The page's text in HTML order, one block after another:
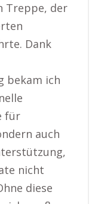
Treppe, der
Dank
bekam ich
für
auch
nicht
diese